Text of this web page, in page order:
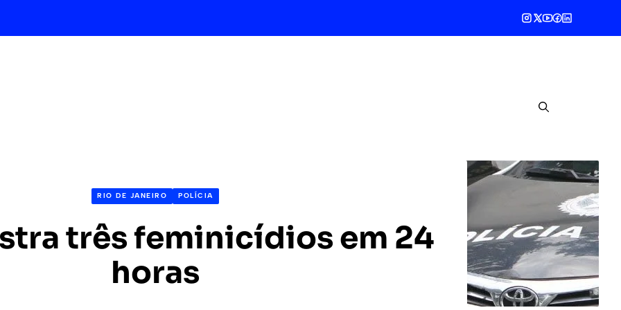
RIO DE JANEIRO POLÍCIA
três feminicídios em 24
horas